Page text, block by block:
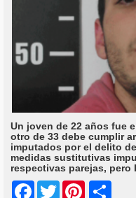
Un joven de 22 años fue
otro de 33 debe cumplir
imputados por el delito
medidas sustitutivas
respectivas parejas, pero
Facebook
Twitter Pinterest